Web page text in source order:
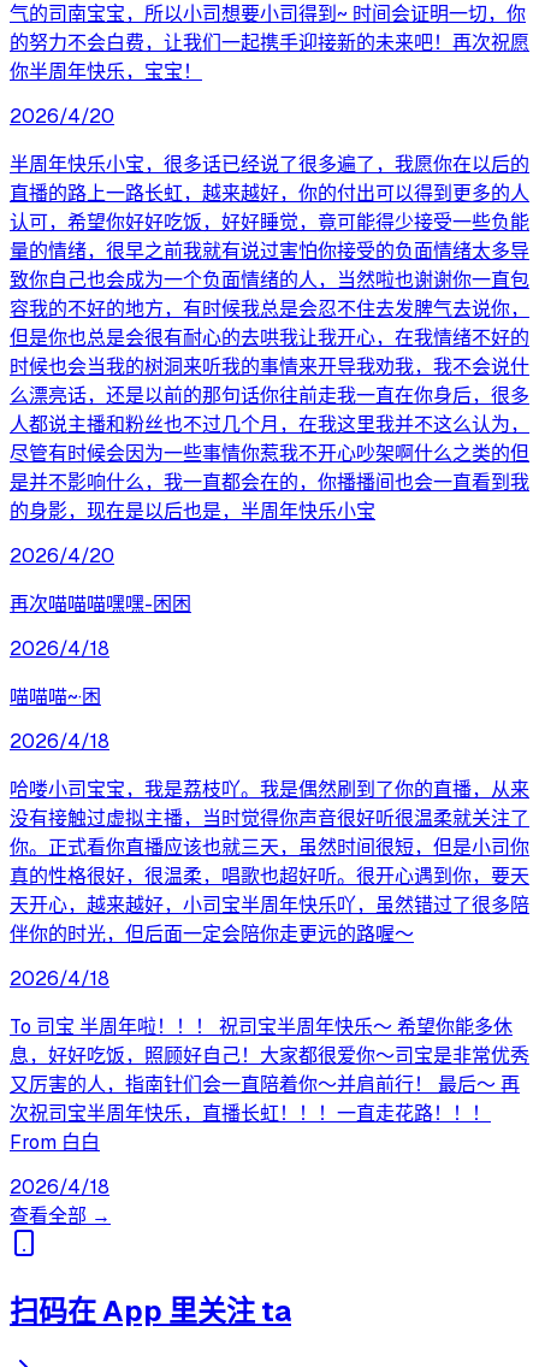
气的司南宝宝，所以小司想要小司得到~ 时间会证明一切，你
的努力不会白费，让我们一起携手迎接新的未来吧！再次祝愿
你半周年快乐，宝宝！
2026/4/20
半周年快乐小宝，很多话已经说了很多遍了，我愿你在以后的
直播的路上一路长虹，越来越好，你的付出可以得到更多的人
认可，希望你好好吃饭，好好睡觉，竟可能得少接受一些负能
量的情绪，很早之前我就有说过害怕你接受的负面情绪太多导
致你自己也会成为一个负面情绪的人，当然啦也谢谢你一直包
容我的不好的地方，有时候我总是会忍不住去发脾气去说你，
但是你也总是会很有耐心的去哄我让我开心，在我情绪不好的
时候也会当我的树洞来听我的事情来开导我劝我，我不会说什
么漂亮话，还是以前的那句话你往前走我一直在你身后，很多
人都说主播和粉丝也不过几个月，在我这里我并不这么认为，
尽管有时候会因为一些事情你惹我不开心吵架啊什么之类的但
是并不影响什么，我一直都会在的，你播播间也会一直看到我
的身影，现在是以后也是，半周年快乐小宝
2026/4/20
再次喵喵喵嘿嘿-困困
2026/4/18
喵喵喵~·困
2026/4/18
哈喽小司宝宝，我是荔枝吖。我是偶然刷到了你的直播，从来
没有接触过虚拟主播，当时觉得你声音很好听很温柔就关注了
你。正式看你直播应该也就三天，虽然时间很短，但是小司你
真的性格很好，很温柔，唱歌也超好听。很开心遇到你，要天
天开心，越来越好，小司宝半周年快乐吖，虽然错过了很多陪
伴你的时光，但后面一定会陪你走更远的路喔～
2026/4/18
To 司宝 半周年啦！！！ 祝司宝半周年快乐～ 希望你能多休
息，好好吃饭，照顾好自己！大家都很爱你～司宝是非常优秀
又厉害的人，指南针们会一直陪着你～并肩前行！ 最后～ 再
次祝司宝半周年快乐，直播长虹！！！一直走花路！！！
From 白白
2026/4/18
查看全部 →
扫码在 App 里关注 ta